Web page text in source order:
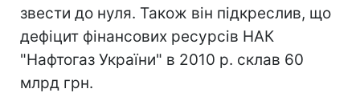
звести до нуля. Також він підкреслив, що
дефіцит фінансових ресурсів НАК
"Нафтогаз України" в 2010 р. склав 60
млрд грн.